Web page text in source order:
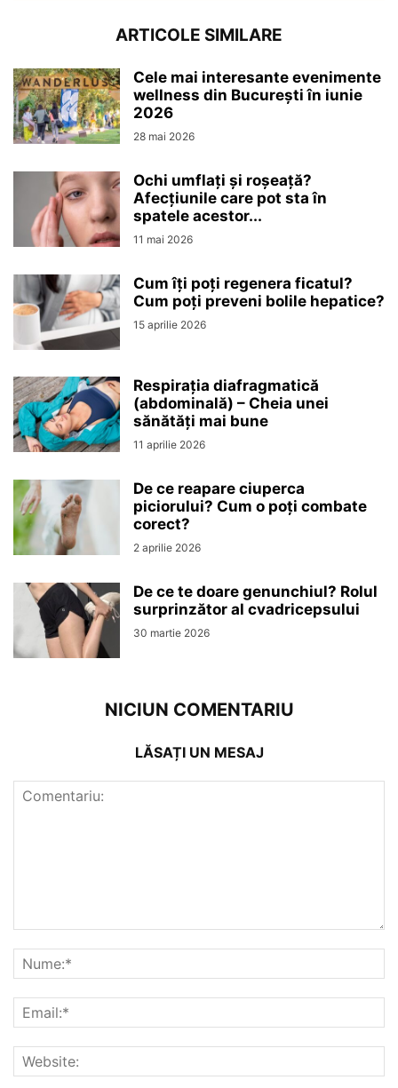
ARTICOLE SIMILARE
Cele mai interesante evenimente
wellness din București în iunie
2026
28 mai 2026
Ochi umflați și roșeață?
Afecțiunile care pot sta în
spatele acestor...
11 mai 2026
Cum îți poți regenera ficatul?
Cum poți preveni bolile hepatice?
15 aprilie 2026
Respirația diafragmatică
(abdominală) – Cheia unei
sănătăți mai bune
11 aprilie 2026
De ce reapare ciuperca
piciorului? Cum o poți combate
corect?
2 aprilie 2026
De ce te doare genunchiul? Rolul
surprinzător al cvadricepsului
30 martie 2026
NICIUN COMENTARIU
LĂSAȚI UN MESAJ